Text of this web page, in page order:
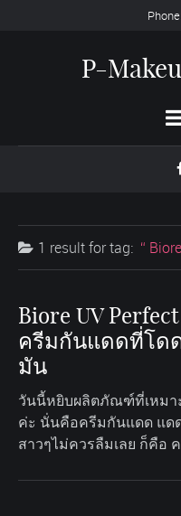
P-
1 result fortag: Biore
Biore UV
ครีมกันแดดที่โด
มัน
วันนี้หยิบผลิตภัณฑ์ที่เหมา
ค่ะ นั่นคือครีมกันแดด แด
สาวๆไม่ควรลืมเลย ก็คือ